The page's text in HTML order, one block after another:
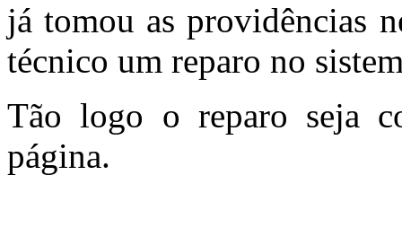
já tomou as providências
técnico um reparo no
Tão logo o reparo seja
página.